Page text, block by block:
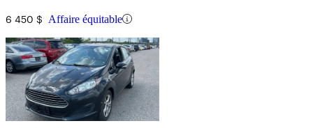
6 450 $ Affaire équitable